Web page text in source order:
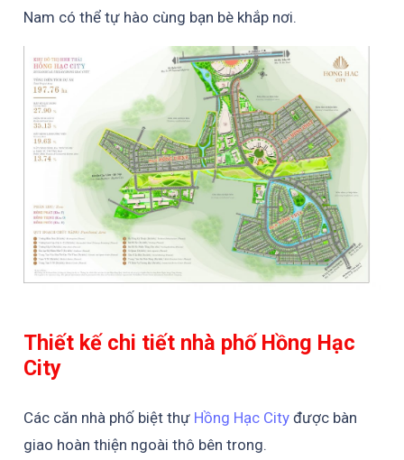
Nam có thể tự hào cùng bạn bè khắp nơi.
Thiết kế chi tiết nhà phố Hồng Hạc
City
Các căn nhà phố biệt thự Hồng Hạc Cityđược bàn
giao hoàn thiện ngoài thô bên trong.